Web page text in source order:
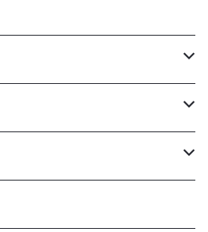
】（在庫ありのみ絞込）
】（在庫ありのみ絞込）
在庫ありのみ絞込）
ありのみ絞込）